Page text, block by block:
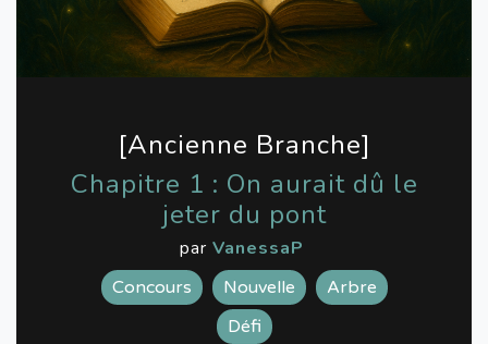
[Ancienne Branche]
Chapitre 1 : On aurait dû le
jeter du pont
par VanessaP
Concours Nouvelle
Arbre
Défi